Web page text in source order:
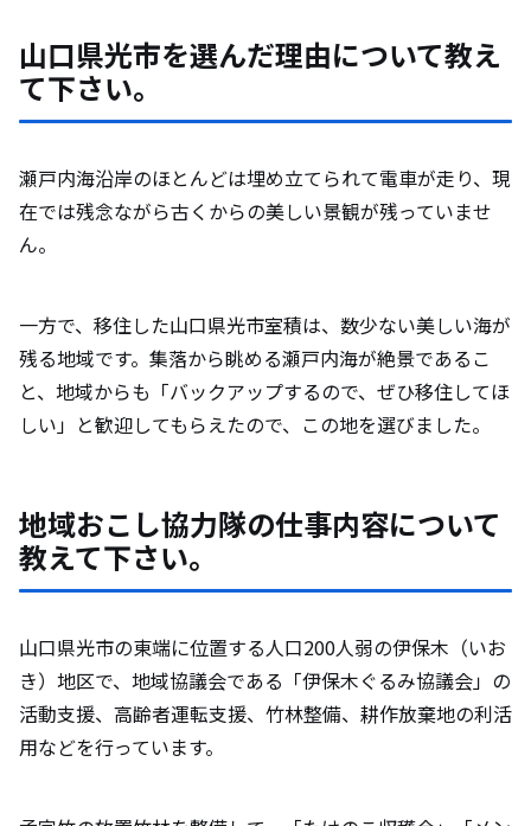
山口県光市を選んだ理由について教え
て下さい。
瀬戸内海沿岸のほとんどは埋め立てられて電車が走り、現
在では残念ながら古くからの美しい景観が残っていませ
ん。
一方で、移住した山口県光市室積は、数少ない美しい海が
残る地域です。集落から眺める瀬戸内海が絶景であるこ
と、地域からも「バックアップするので、ぜひ移住してほ
しい」と歓迎してもらえたので、この地を選びました。
地域おこし協力隊の仕事内容について
教えて下さい。
山口県光市の東端に位置する人口200人弱の伊保木（いお
き）地区で、地域協議会である「伊保木ぐるみ協議会」の
活動支援、高齢者運転支援、竹林整備、耕作放棄地の利活
用などを行っています。